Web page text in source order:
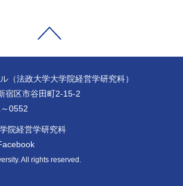
（法政大学大学院経営学研究科）
宿区市谷田町2-15-2
0552
院経営学研究科
All rights reserved.